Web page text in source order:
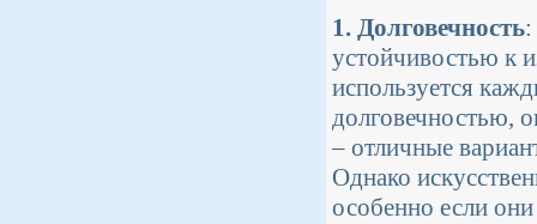
1. Долговечность
устойчивостью к
используется
долговечностью,
– отличные
Однако
особенно если